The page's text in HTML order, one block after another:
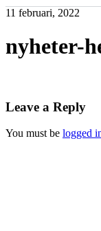
11 februari, 2022
nyheter-
Leave a Reply
You must be logged